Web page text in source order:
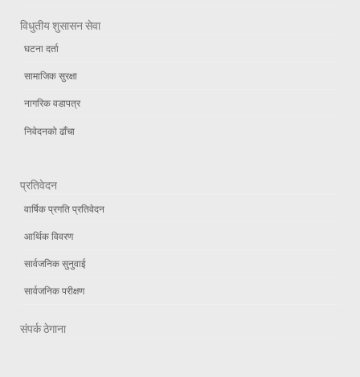
विधुतीय शुसासन सेवा
घटना दर्ता
सामाजिक सुरक्षा
नागरिक वडापत्र
निवेदनको ढाँचा
प्रतिवेदन
वार्षिक प्रगति प्रतिवेदन
आर्थिक विवरण
सार्वजनिक सुनुवाई
सार्वजनिक परीक्षण
संपर्क ठेगाना